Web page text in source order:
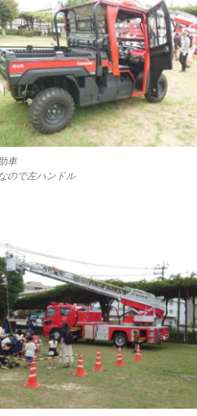
車
ので左ハンドル